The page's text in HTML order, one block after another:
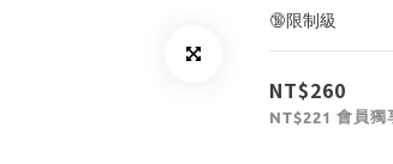
🔞限制級
NT$260
NT$221 會員獨